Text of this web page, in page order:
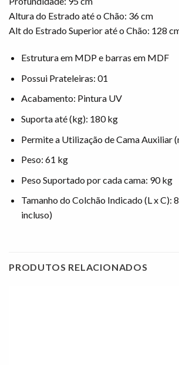
Altura do Estrado até o Chão: 36 cm
Alt do Estrado Superior até o Chão: 128
Estrutura em MDP e barras em MDF
Possui Prateleiras: 01
Acabamento: Pintura UV
Suporta até (kg): 180 kg
Permite a Utilização de Cama Auxiliar
Peso: 61 kg
Peso Suportado por cada cama: 90 kg
Tamanho do Colchão Indicado (L x C):
incluso)
PRODUTOS RELACIONADOS